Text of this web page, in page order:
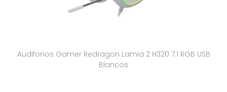
Audifonos Gamer Redragon Lamia 2 H320 7.1 RGB USB
Blancos